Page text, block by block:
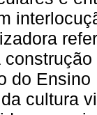
do
cultura